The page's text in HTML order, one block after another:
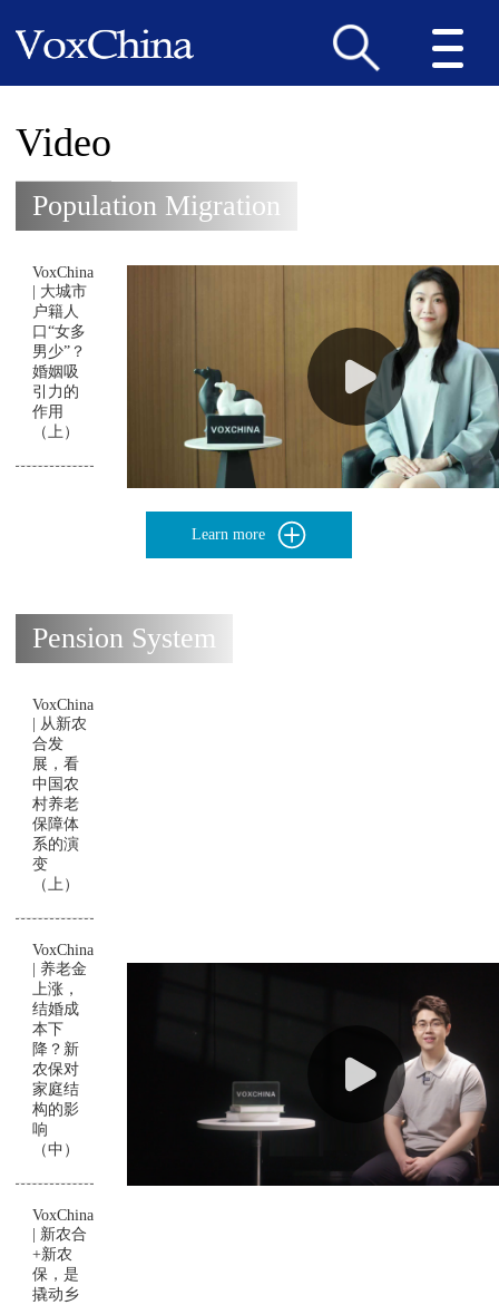
Video
Population Migration
VoxChina
| 大城市
户籍人
口“女多
男少”？
婚姻吸
引力的
作用
（上）
Learn more
Pension System
VoxChina
| 从新农
合发
展，看
中国农
村养老
保障体
系的演
变
（上）
VoxChina
| 养老金
上涨，
结婚成
本下
降？新
农保对
家庭结
构的影
响
（中）
VoxChina
| 新农合
+新农
保，是
撬动乡